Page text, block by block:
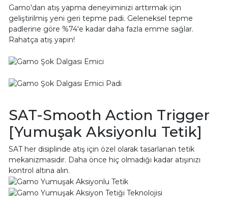
Gamo'dan atış yapma deneyiminizi arttırmak için
geliştirilmiş yeni geri tepme padi. Geleneksel tepme
padlerine göre %74'e kadar daha fazla emme sağlar.
Rahatça atış yapın!
SAT-Smooth Action Trigger
[Yumuşak Aksiyonlu Tetik]
SAT her disiplinde atış için özel olarak tasarlanan tetik
mekanizmasıdır. Daha önce hiç olmadığı kadar atışınızı
kontrol altına alın.